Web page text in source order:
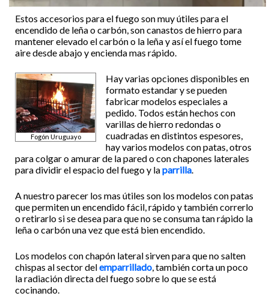
Estos accesorios para el fuego son muy útiles para el
encendido de leña o carbón, son canastos de hierro para
mantener elevado el carbón o la leña y así el fuego tome
aire desde abajo y encienda mas rápido.
Fogón Uruguayo
Hay varias opciones disponibles en
formato estandar y se pueden
fabricar modelos especiales a
pedido. Todos están hechos con
varillas de hierro redondas o
cuadradas en distintos espesores,
hay varios modelos con patas, otros
para colgar o amurar de la pared o con chapones laterales
para dividir el espacio del fuego y laparrilla
A nuestro parecer los mas útiles son los modelos con patas
que permiten un encendido fácil, rápido y también correrlo
o retirarlo si se desea para que no se consuma tan rápido la
leña o carbón una vez que está bien encendido.
Los modelos con chapón lateral sirven para que no salten
chispas al sector delemparrillado , también corta un poco
la radiación directa del fuego sobre lo que se está
cocinando.